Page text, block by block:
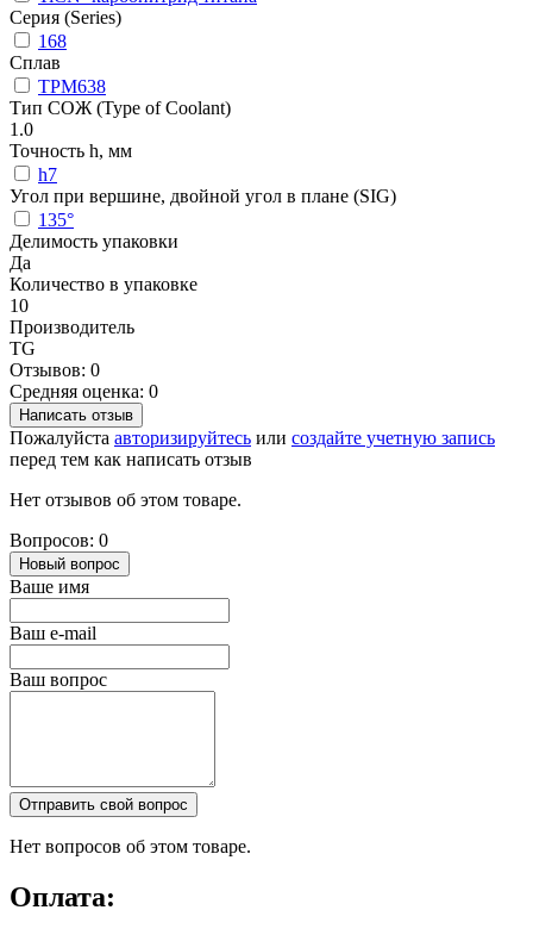
Серия (Series)
168
Сплав
TPM638
Тип СОЖ (Type of Coolant)
1.0
Точность h, мм
h7
Угол при вершине, двойной угол в плане (SIG)
135°
Делимость упаковки
Да
Количество в упаковке
10
Производитель
TG
Отзывов: 0
Средняя оценка: 0
Написать отзыв
Пожалуйста авторизируйтесь или создайте учетную запись
перед тем как написать отзыв
Нет отзывов об этом товаре.
Вопросов: 0
Новый вопрос
Ваше имя
Ваш e-mail
Ваш вопрос
Отправить свой вопрос
Нет вопросов об этом товаре.
Оплата: